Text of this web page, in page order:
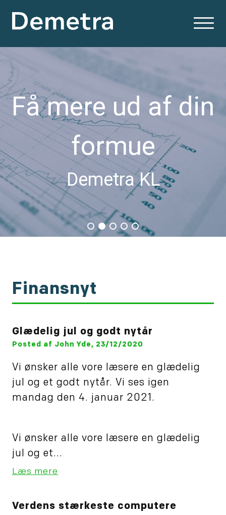
Få mere ud af din
formue
Demetra KL
Finansnyt
Glædelig jul og godt nytår
Posted af John Yde, 23/12/2020
Vi ønsker alle vore læsere en glædelig
jul og et godt nytår. Vi ses igen
mandag den 4. januar 2021.
Vi ønsker alle vore læsere en glædelig
jul og et...
Læs mere
Verdens stærkeste computere